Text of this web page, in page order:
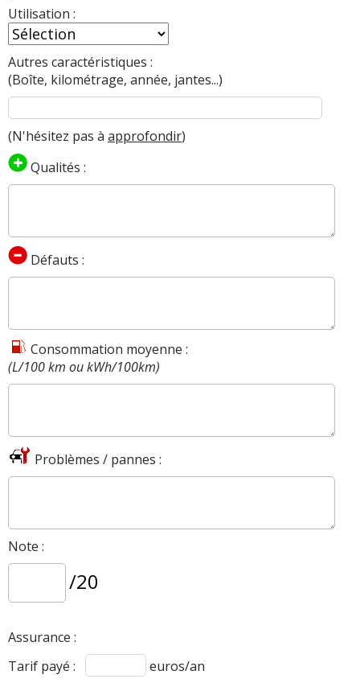
Utilisation :
Autres caractéristiques :
(Boîte, kilométrage, année, jantes...)
(N'hésitez pas à approfondir)
Qualités :
Défauts :
Consommation moyenne :
(L/100 km ou kWh/100km)
Problèmes / pannes :
Note :
/20
Assurance :
Tarif payé :
euros/an